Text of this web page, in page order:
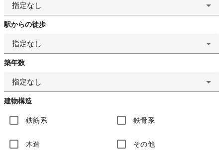
指定なし
駅からの徒歩
指定なし
築年数
指定なし
建物構造
鉄筋系 鉄骨系
木造 その他